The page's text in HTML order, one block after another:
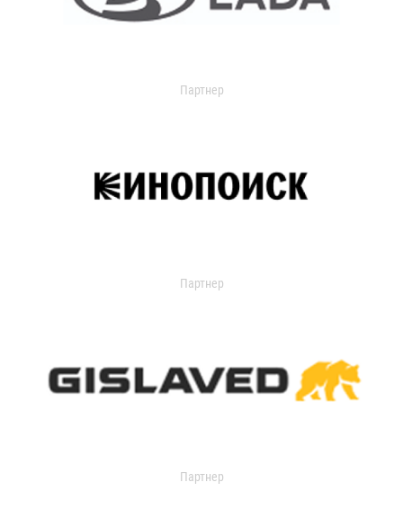
Партнер
Партнер
Партнер